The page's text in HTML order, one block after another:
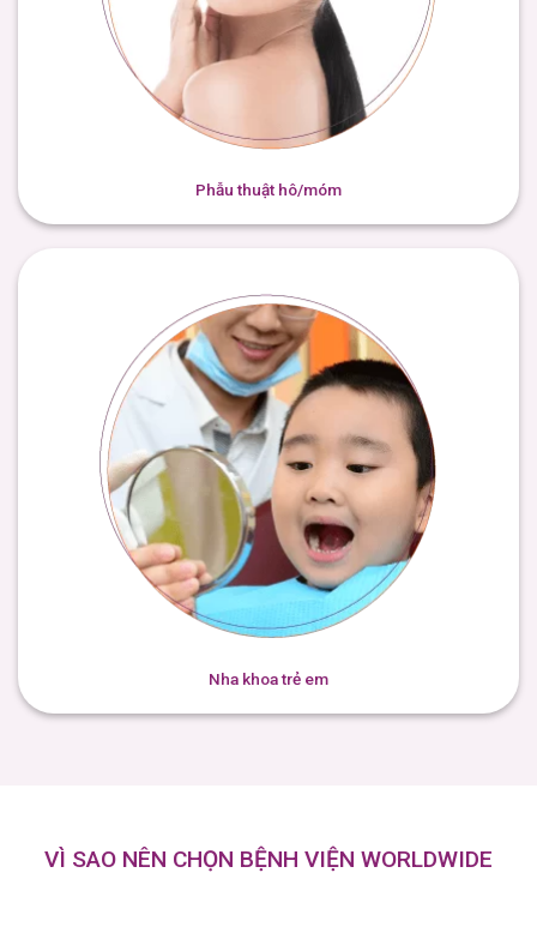
Phẫu thuật hô/móm
Nha khoa trẻ em
VÌ SAO NÊN CHỌN BỆNH VIỆN WORLDWIDE